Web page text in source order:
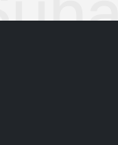
TMAVÝ REŽIM